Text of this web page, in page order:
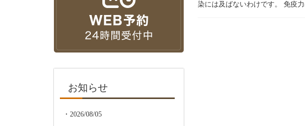
お知らせ
・2026/08/05
染には及ばないわけです。 免疫